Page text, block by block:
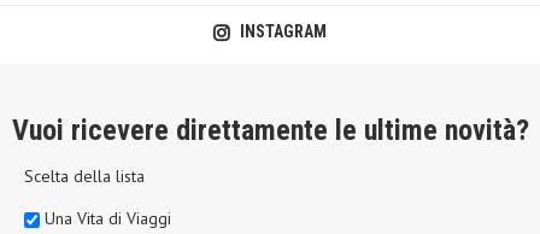
INSTAGRAM
Vuoi ricevere direttamente le ultime novità?
Scelta della lista
Una Vita di Viaggi